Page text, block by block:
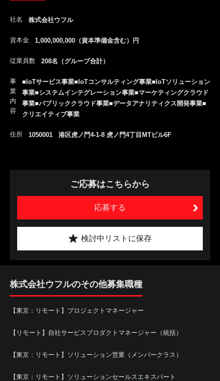
社名 株式会社ウフル
資本金 1,000,000,000（資本準備金含む）円
従業員数 208名（グループ合計）
事
業
内
容
■IoTサービス事業■IoTコンサルティング事業■IoTソリューション
事業■システムインテグレーション事業■マーケティングクラウド
事業■パブリッククラウド事業■データアナリティクス開発事業■
クリエイティブ事業
住所 1050001 港区虎ノ門4-1-8 虎ノ門4丁目MTビル6F
ご応募はこちらから
応募する
検討中リストに保存
株式会社ウフルのその他募集職種
【東京：リモート】プロジェクトマネージャー
【リモート】自社サービスプロダクトマネージャー（統括）
【東京：リモート】ソリューション営業（メンバークラス）
【東京：リモート】ソリューションセールスエキスパート